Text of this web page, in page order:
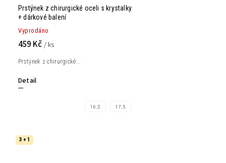
Prstýnek z chirurgické oceli s krystalky
+ dárkové balení
Vyprodáno
459 Kč / ks
Detail
Prstýnek z chirurgické...
16,5 17,5
3 + 1